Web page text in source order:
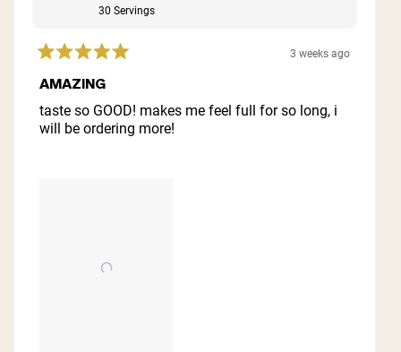
30 Servings
Rated
5
out
of
5
stars
3 weeks ago
AMAZING
taste so GOOD! makes me feel full for so long, i
will be ordering more!